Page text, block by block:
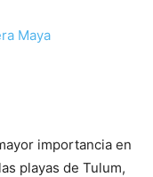
importancia en
playas de Tulum,